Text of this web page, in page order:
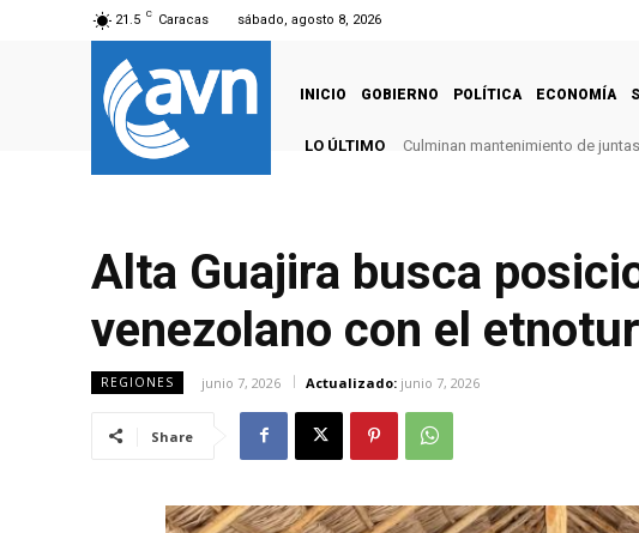
21.5 C Caracas sábado, agosto 8, 2026
INICIO GOBIERNO POLÍTICA ECONOMÍA
LO ÚLTIMO Culminan mantenimiento de
Alta Guajira busca
venezolano con el
REGIONES junio 7, 2026 Actualizado: junio 7, 2026
Share